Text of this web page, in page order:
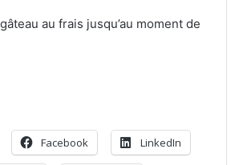
au frais jusqu’au moment de
Facebook LinkedIn